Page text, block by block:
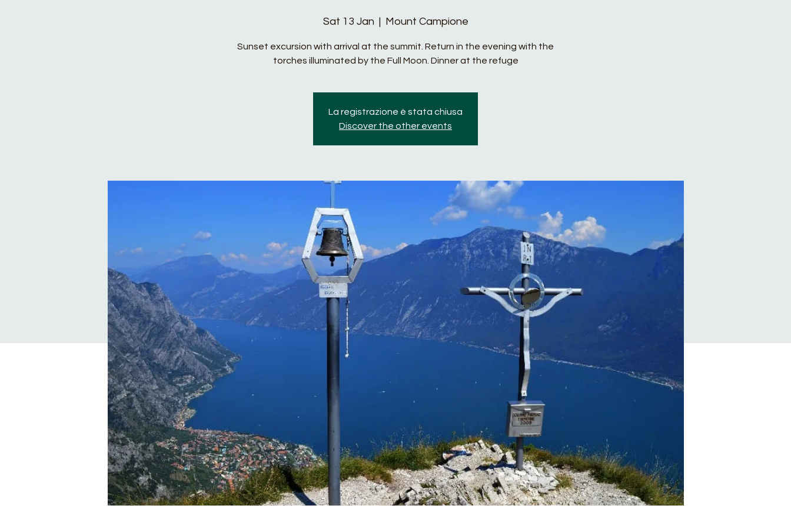
Sat 13 Jan
  |
Mount Campione
Sunset excursion with arrival at the summit. Return in the evening with the
torches illuminated by the Full Moon. Dinner at the refuge
La registrazione è stata chiusa
Discover the other events